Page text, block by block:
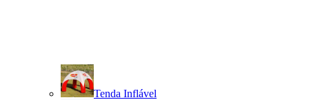
Tenda Inflável